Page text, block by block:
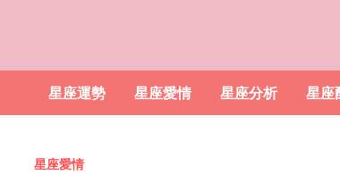
星座運勢 星座愛情 星座分析 星座
星座愛情